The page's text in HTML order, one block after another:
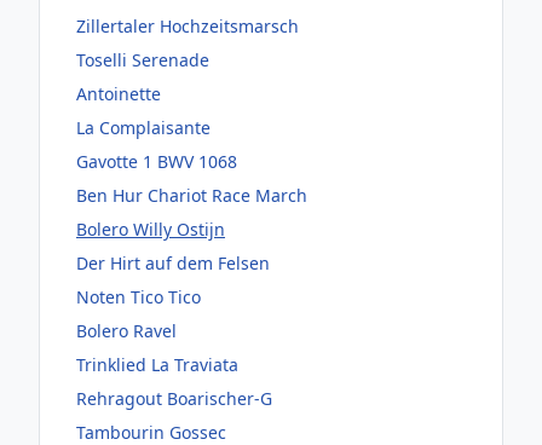
Zillertaler Hochzeitsmarsch
Toselli Serenade
Antoinette
La Complaisante
Gavotte 1 BWV 1068
Ben Hur Chariot Race March
Bolero Willy Ostijn
Der Hirt auf dem Felsen
Noten Tico Tico
Bolero Ravel
Trinklied La Traviata
Rehragout Boarischer-G
Tambourin Gossec